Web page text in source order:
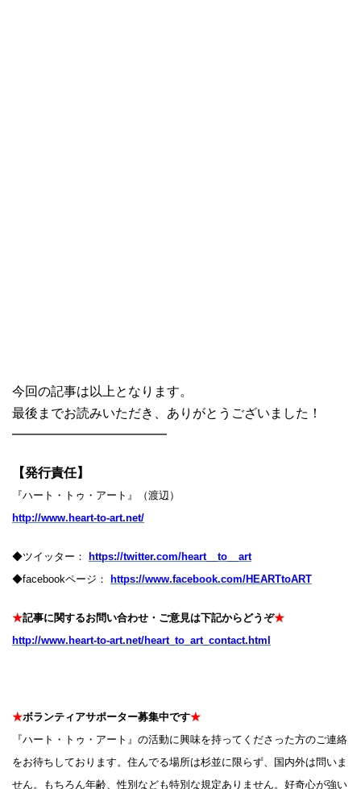
今回の記事は以上となります。
最後までお読みいただき、ありがとうございました！
━━━━━━━━━━━━
【発行責任】
『ハート・トゥ・アート』（渡辺）
http://www.heart-to-art.net/
◆ツイッター：
https://twitter.com/heart__to__art
◆facebookページ：
https://www.facebook.com/HEARTtoART
★記事に関するお問い合わせ・ご意見は下記からどうぞ★
http://www.heart-to-art.net/heart_to_art_contact.html
★ボランティアサポーター募集中です★
『ハート・トゥ・アート』の活動に興味を持ってくださった方のご連絡
をお待ちしております。住んでる場所は杉並に限らず、国内外は問いま
せん。もちろん年齢、性別なども特別な規定ありません。好奇心が強い